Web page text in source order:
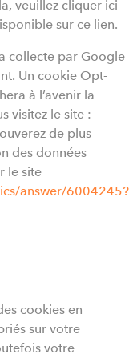
veuillez cliquer ici
sur ce lien.
collecte par Google
Un cookie Opt-
à l’avenir la
visitez le site :
de plus
des données
le site
answer/6004245?
cookies en
sur votre
votre